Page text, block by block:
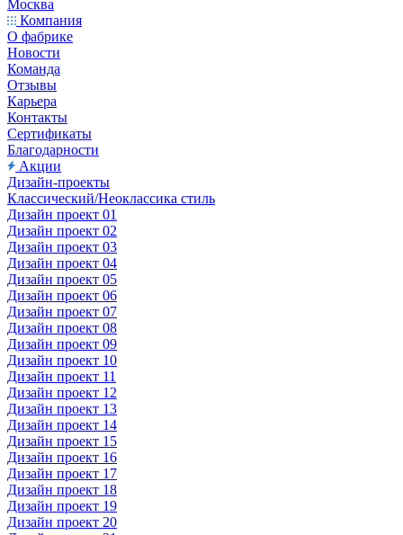
Москва
Компания
О фабрике
Новости
Команда
Отзывы
Карьера
Контакты
Сертификаты
Благодарности
Акции
Дизайн-проекты
Классический/Неоклассика стиль
Дизайн проект 01
Дизайн проект 02
Дизайн проект 03
Дизайн проект 04
Дизайн проект 05
Дизайн проект 06
Дизайн проект 07
Дизайн проект 08
Дизайн проект 09
Дизайн проект 10
Дизайн проект 11
Дизайн проект 12
Дизайн проект 13
Дизайн проект 14
Дизайн проект 15
Дизайн проект 16
Дизайн проект 17
Дизайн проект 18
Дизайн проект 19
Дизайн проект 20